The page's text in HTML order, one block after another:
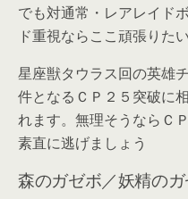
でも対通常・レアレイド
ド重視ならここ頑張りた
星座獣タウラス回の英雄
件となるＣＰ２５突破に
れます。無理そうならＣ
素直に逃げましょう
森のガゼボ／妖精の